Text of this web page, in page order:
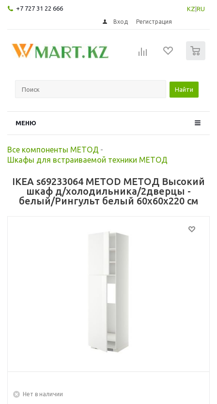
+7 727 31 22 666 KZ RU
Вход Регистрация
Найти
МЕНЮ
Все компоненты МЕТОД -
Шкафы для встраиваемой техники МЕТОД
IKEA s69233064 METOD МЕТОД Высокий
шкаф д/холодильника/2дверцы -
белый/Рингульт белый 60x60x220 см
Нет в наличии